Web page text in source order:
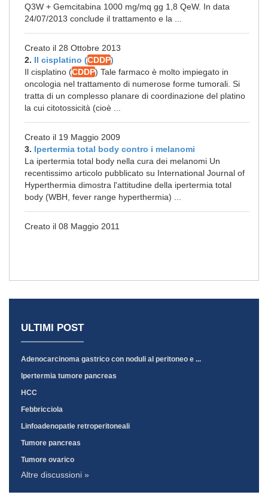
Q3W + Gemcitabina 1000 mg/mq gg 1,8 QeW. In data
24/07/2013 conclude il trattamento e la ...
Creato il 28 Ottobre 2013
2. Il cisplatino (CDDP)
Il cisplatino (CDDP) Tale farmaco è molto impiegato in
oncologia nel trattamento di numerose forme tumorali. Si
tratta di un complesso planare di coordinazione del platino
la cui citotossicità (cioè ...
Creato il 19 Maggio 2009
3. Ipertermia total body contro i melanomi
La ipertermia total body nella cura dei melanomi Un
recentissimo articolo pubblicato su International Journal of
Hyperthermia dimostra l'attitudine della ipertermia total
body (WBH, fever range hyperthermia) ...
Creato il 08 Maggio 2011
ULTIMI POST
Adenocarcinoma gastrico con noduli al peritoneo e ...
Ipertermia tumore pancreas
HCC
Febbricciola
Linfoadenopatie retroperitoneali
Tumore pancreas
Tumore ovarico
Altre discussioni »